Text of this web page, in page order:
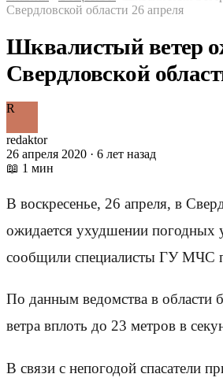
Свердловской области 26 апреля
Шквалистый ветер
Свердловской
R
redaktor
26 апреля 2020 · 6 лет назад
📖 1 мин
В воскресенье, 26 апреля, в
ожидается ухудшении погодных
сообщили специалисты ГУ МЧС
По данным ведомства в области
ветра вплоть до 23 метров в
В связи с непогодой спасатели